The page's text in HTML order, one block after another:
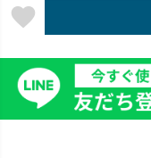
てますかー？✨
今年の春は、ス
ンで遊ぶのもあ
りですよ〜😆🌿
コットンでで
favorite